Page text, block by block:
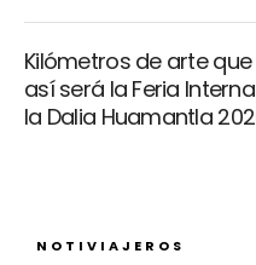
Kilómetros de arte
así será la Feria
la Dalia Huamantla
NOTIVIAJEROS